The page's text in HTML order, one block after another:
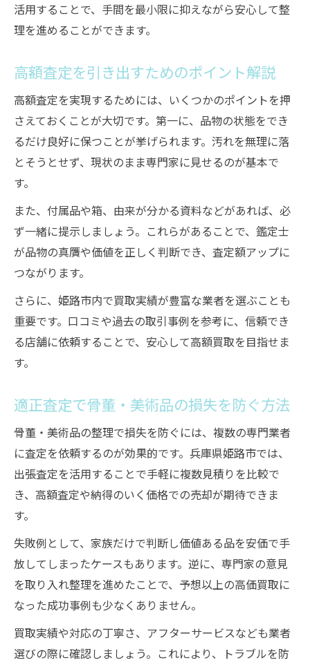
活用することで、手間を最小限に抑えながら安心して整
理を進めることができます。
高額査定を引き出すためのポイント解説
高額査定を実現するためには、いくつかのポイントを押
さえておくことが大切です。第一に、品物の状態をでき
るだけ良好に保つことが挙げられます。汚れを無理に落
とそうとせず、現状のまま専門家に見せるのが基本で
す。
また、付属品や箱、由来が分かる資料などがあれば、必
ず一緒に提示しましょう。これらがあることで、鑑定士
が品物の真贋や価値を正しく判断でき、査定額アップに
つながります。
さらに、姫路市内で買取実績が豊富な業者を選ぶことも
重要です。口コミや過去の取引事例を参考に、信頼でき
る店舗に依頼することで、安心して高額買取を目指せま
す。
適正査定で骨董・美術品の損失を防ぐ方法
骨董・美術品の整理で損失を防ぐには、複数の専門業者
に査定を依頼するのが効果的です。兵庫県姫路市では、
出張査定を活用することで手軽に複数見積りを比較で
き、高額査定や納得のいく価格での売却が期待できま
す。
失敗例として、家族だけで判断し価値ある品を安価で手
放してしまったケースもあります。逆に、専門家の意見
を取り入れ整理を進めたことで、予想以上の高価買取に
なった成功事例も少なくありません。
買取実績や対応の丁寧さ、アフターサービスなども業者
選びの際に確認しましょう。これにより、トラブルを防